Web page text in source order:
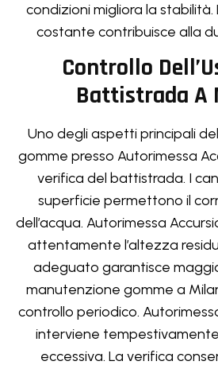
condizioni migliora la
costante contribuisce alla
Controllo
Battistrada A
Uno degli aspetti principali
gomme presso Autorimessa
verifica del battistrada. I
superficie permettono il
dell’acqua. Autorimessa
attentamente l’altezza
adeguato garantisce
manutenzione gomme a
controllo periodico.
interviene
eccessiva. La verifica